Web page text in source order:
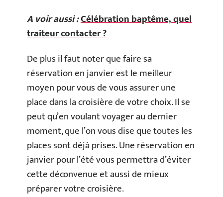
A voir aussi :Célébration baptême, quel
traiteur contacter ?
De plus il faut noter que faire sa
réservation en janvier est le meilleur
moyen pour vous de vous assurer une
place dans la croisière de votre choix. Il se
peut qu’en voulant voyager au dernier
moment, que l’on vous dise que toutes les
places sont déjà prises. Une réservation en
janvier pour l’été vous permettra d’éviter
cette déconvenue et aussi de mieux
préparer votre croisière.